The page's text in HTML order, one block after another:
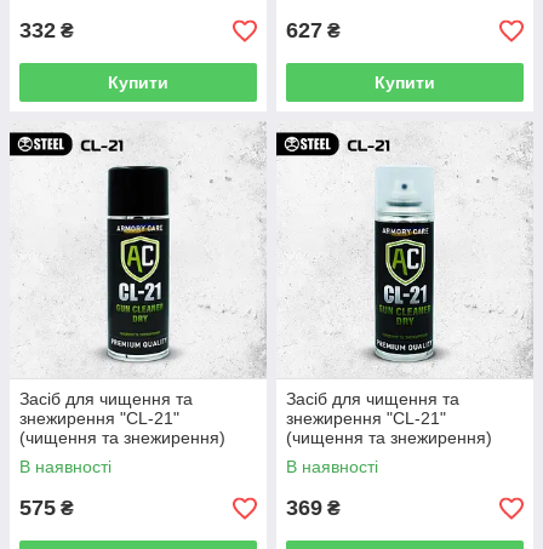
332 ₴
Купити
627 ₴
Купити
Засіб для чищення та
знежирення "CL-21"
(чищення та знежирення)
400 мл
В наявності
575 ₴
Засіб для чищення та
знежирення "CL-21"
(чищення та знежирення)
200 мл
В наявності
369 ₴